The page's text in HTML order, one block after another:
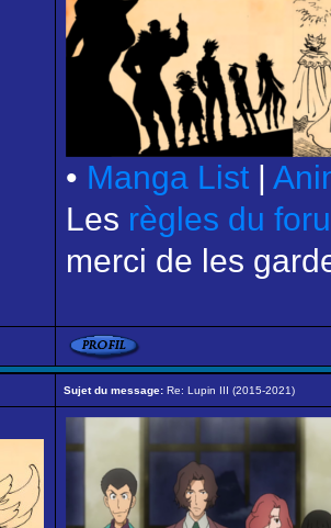
• Manga List |
Les règles du
merci de les
Sujet du message: Re: Lupin III (2015-2021)